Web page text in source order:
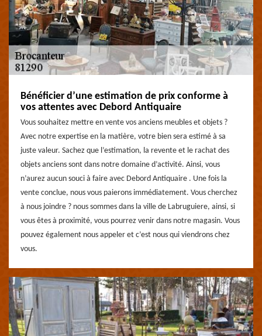
Bénéficier d’une estimation de prix conforme à
vos attentes avec Debord Antiquaire
Vous souhaitez mettre en vente vos anciens meubles et objets ?
Avec notre expertise en la matière, votre bien sera estimé à sa
juste valeur. Sachez que l’estimation, la revente et le rachat des
objets anciens sont dans notre domaine d’activité. Ainsi, vous
n’aurez aucun souci à faire avec Debord Antiquaire . Une fois la
vente conclue, nous vous paierons immédiatement. Vous cherchez
à nous joindre ? nous sommes dans la ville de Labruguiere, ainsi, si
vous êtes à proximité, vous pourrez venir dans notre magasin. Vous
pouvez également nous appeler et c’est nous qui viendrons chez
vous.